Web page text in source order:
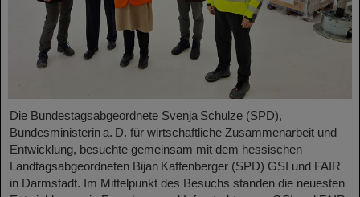
Die Bundestagsabgeordnete Svenja Schulze (SPD),
Bundesministerin a. D. für wirtschaftliche Zusammenarbeit und
Entwicklung, besuchte gemeinsam mit dem hessischen
Landtagsabgeordneten Bijan Kaffenberger (SPD) GSI und FAIR
in Darmstadt. Im Mittelpunkt des Besuchs standen die neuesten